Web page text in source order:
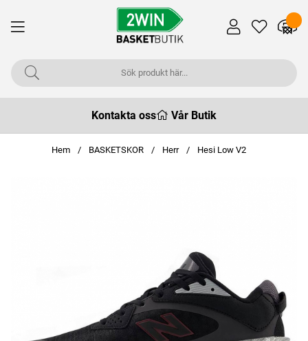
Kontakta oss Vår Butik
Hem BASKETSKOR Herr Hesi Low V2